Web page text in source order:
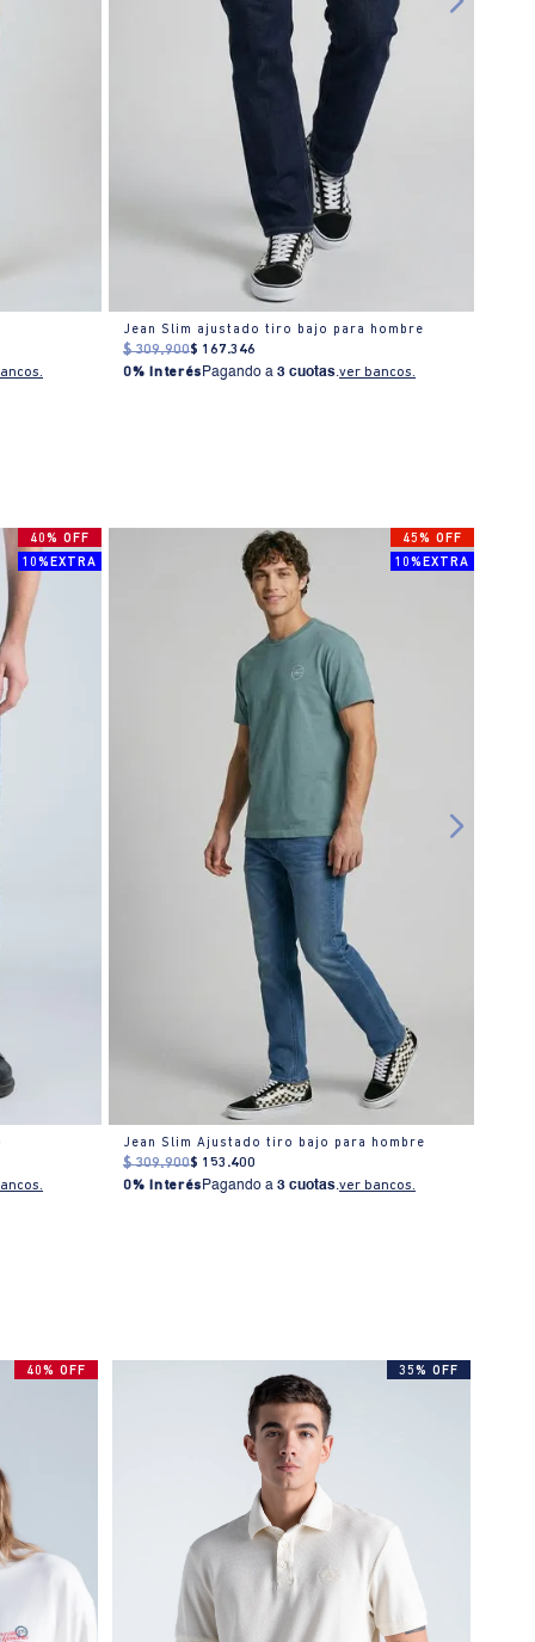
Jean Slim ajustado tiro bajo para hombre
$ 309.900$ 167.346
0% Interés Pagando a3 cuotas.ver bancos.
40% OFF
10%EXTRA
45% OFF
10%EXTRA
Jean Slim Ajustado tiro bajo para hombre
$ 309.900$ 153 .400
0% Interés Pagando a3 cuotas.ver bancos.
40% OFF 35% OFF